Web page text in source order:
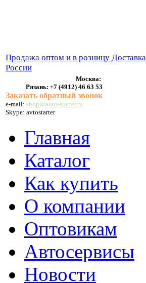
Продажа оптом и в розницу
России
Москва:
Рязань: +7 (4912) 46 63 53
Заказать обратный звонок
e-mail: shop@auto-starter.ru
Skype: avtostarter
Главная
Каталог
Как купить
О компании
Оптовикам
Автосервисы
Новости